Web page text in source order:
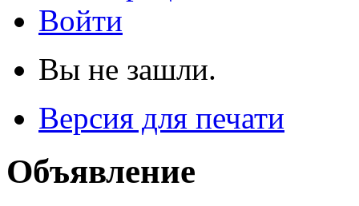
Войти
Вы не зашли.
Версия для печати
Объявление